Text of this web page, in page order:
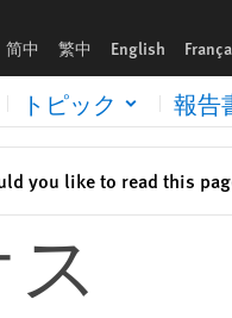
简中 繁中 English
トピック 報告
you like to read this
る